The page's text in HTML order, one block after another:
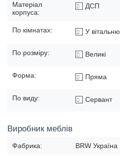
Матеріал
корпуса:
ДСП
По кімнатах: У вітальню
По розміру: Великі
Форма: Пряма
По виду: Сервант
Виробник меблів
Фабрика: BRW Україна